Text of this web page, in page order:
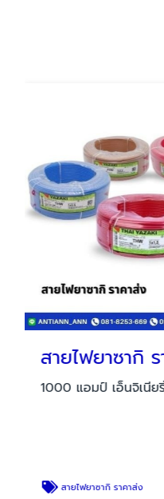
สายไฟยาซากิ
1000 แอมป์ เอ็นจิเนีย
สายไฟยาซากิ ราคาส่ง